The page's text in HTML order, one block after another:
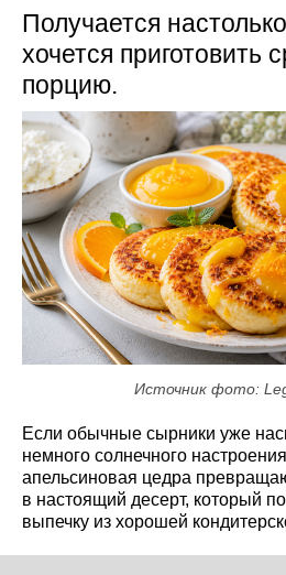
Получается
хочется приготовить
порцию.
Источник фото:
Если обычные сырники уже
немного солнечного
апельсиновая цедра
в настоящий десерт, который
выпечку из хорошей